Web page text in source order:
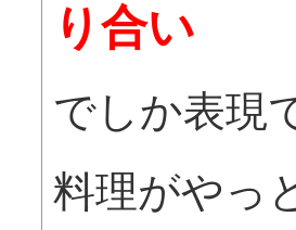
り合い
でしか表現
料理がやっ